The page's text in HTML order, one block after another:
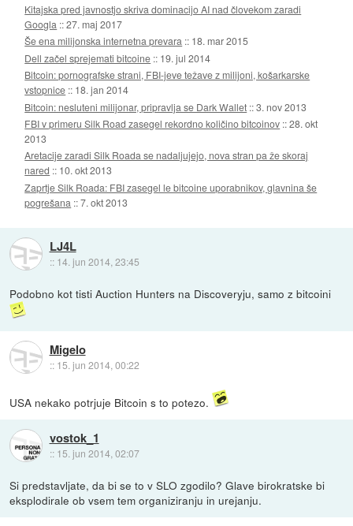
Kitajska pred javnostjo skriva dominacijo AI nad človekom zaradi
Googla ::27. maj 2017
Še ena milijonska internetna prevara :: 18. mar 2015
Dell začel sprejemati bitcoine :: 19. jul 2014
Bitcoin: pornografske strani, FBI-jeve težave z milijoni, košarkarske
vstopnice :: 18. jan 2014
Bitcoin: nesluteni milijonar, pripravlja se Dark Wallet ::3. nov 2013
FBI v primeru Silk Road zasegel rekordno količino bitcoinov ::28. okt
2013
Aretacije zaradi Silk Roada se nadaljujejo, nova stran pa že skoraj
nared :: 10. okt 2013
Zaprtje Silk Roada: FBI zasegel le bitcoine uporabnikov, glavnina še
pogrešana ::7. okt 2013
LJ4L
:: 14. jun 2014, 23:45
Podobno kot tisti Auction Hunters na Discoveryju, samo z bitcoini
Migelo
:: 15. jun 2014, 00:22
USA nekako potrjuje Bitcoin s to potezo.
vostok_1
:: 15. jun 2014, 02:07
Si predstavljate, da bi se to v SLO zgodilo? Glave birokratske bi
eksplodirale ob vsem tem organiziranju in urejanju.